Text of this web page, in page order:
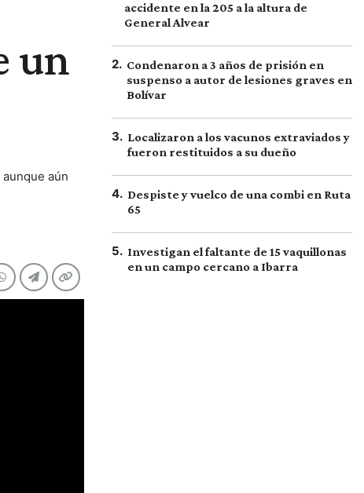
un
aún
accidente en la 205 a la altura de
General Alvear
2. Condenaron a 3 años de prisión en
suspenso a autor de lesiones graves en
Bolívar
3. Localizaron a los vacunos extraviados y
fueron restituidos a su dueño
4. Despiste y vuelco de una combi en Ruta
65
5. Investigan el faltante de 15 vaquillonas
en un campo cercano a Ibarra